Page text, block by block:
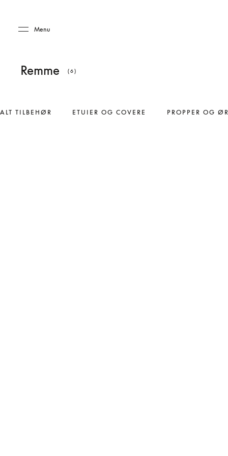
Menu
Remme (6)
ALT TILBEHØR ETUIER OG COVERE PROPPER OG